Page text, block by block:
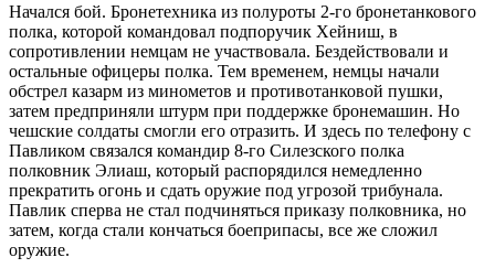
Начался бой. Бронетехника из полуроты 2-го бронетанкового
полка, которой командовал подпоручик Хейниш, в
сопротивлении немцам не участвовала. Бездействовали и
остальные офицеры полка. Тем временем, немцы начали
обстрел казарм из минометов и противотанковой пушки,
затем предприняли штурм при поддержке бронемашин. Но
чешские солдаты смогли его отразить. И здесь по телефону с
Павликом связался командир 8-го Силезского полка
полковник Элиаш, который распорядился немедленно
прекратить огонь и сдать оружие под угрозой трибунала.
Павлик сперва не стал подчиняться приказу полковника, но
затем, когда стали кончаться боеприпасы, все же сложил
оружие.